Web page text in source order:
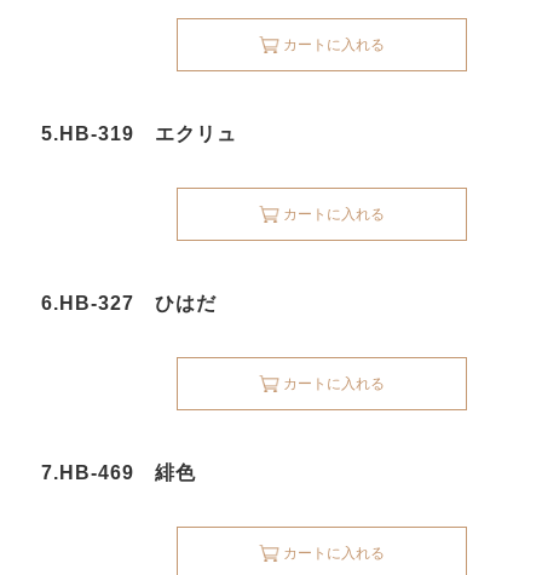
カートに入れる
5.HB-319 エクリュ
カートに入れる
6.HB-327 ひはだ
カートに入れる
7.HB-469 緋色
カートに入れる